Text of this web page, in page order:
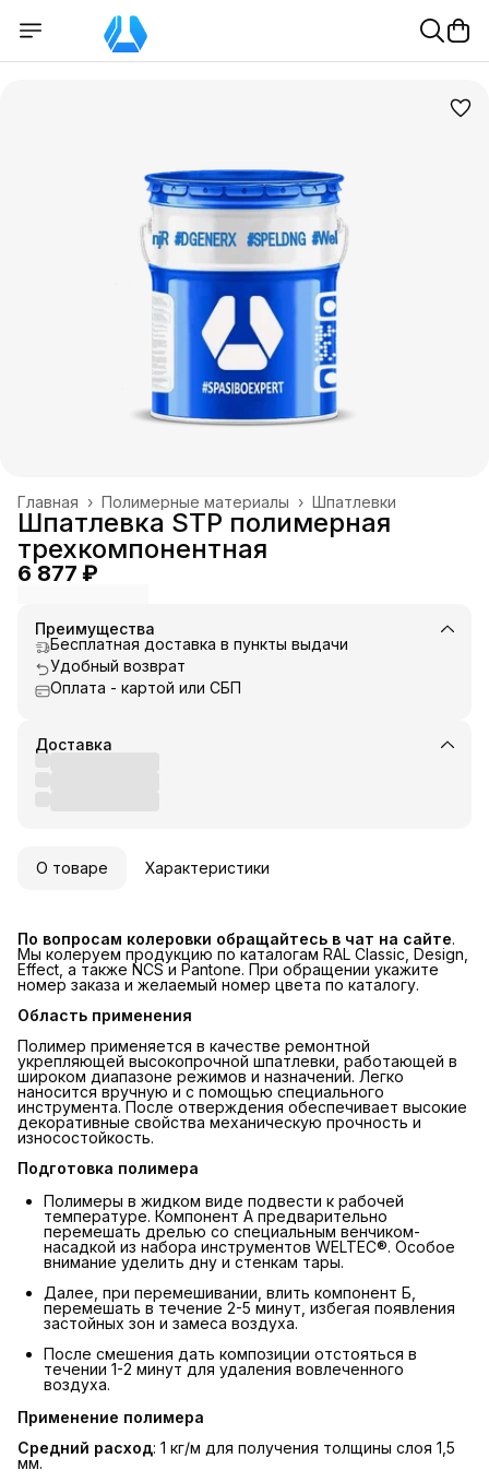
Шпатлевки
Полимерные материалы ›
Главная ›
Шпатлевка STP полимерная
трехкомпонентная
6 877 ₽
Преимущества
Бесплатная доставка в пункты выдачи
Удобный возврат
Оплата - картой или СБП
Доставка
О товаре Характеристики
По вопросам колеровки обращайтесь в чат на сайте.
Мы колеруем продукцию по каталогам RAL Classic, Design,
Effect, а также NCS и Pantone. При обращении укажите
номер заказа и желаемый номер цвета по каталогу.
Область применения
Полимер применяется в качестве ремонтной
укрепляющей высокопрочной шпатлевки, работающей в
широком диапазоне режимов и назначений. Легко
наносится вручную и с помощью специального
инструмента. После отверждения обеспечивает высокие
декоративные свойства механическую прочность и
износостойкость.
Подготовка полимера
Полимеры в жидком виде подвести к рабочей
температуре. Компонент А предварительно
перемешать дрелью со специальным венчиком-
насадкой из набора инструментов WELTEC®. Особое
внимание уделить дну и стенкам тары.
Далее, при перемешивании, влить компонент Б,
перемешать в течение 2-5 минут, избегая появления
застойных зон и замеса воздуха.
После смешения дать композиции отстояться в
течении 1-2 минут для удаления вовлеченного
воздуха.
Применение полимера
Средний расход: 1 кг/м для получения толщины слоя 1,5
мм.